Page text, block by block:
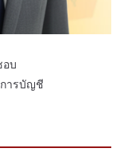
บ
ารบัญชี